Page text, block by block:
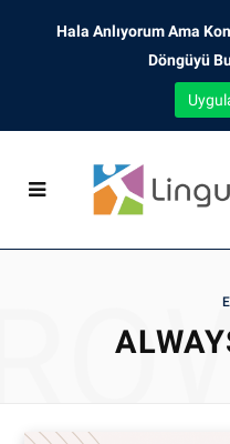
Hala Anlıyorum Ama
Döngüyü